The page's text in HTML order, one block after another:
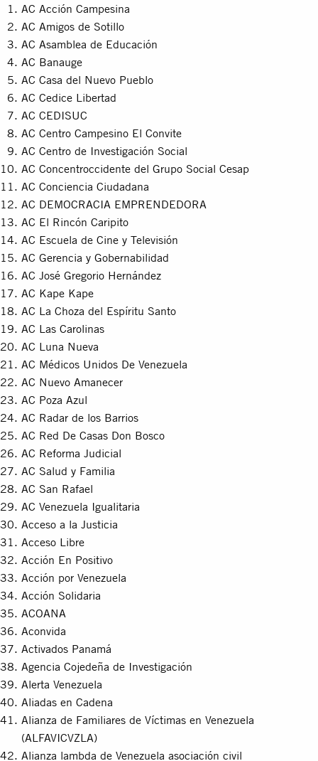
AC Acción Campesina
AC Amigos de Sotillo
AC Asamblea de Educación
AC Banauge
AC Casa del Nuevo Pueblo
AC Cedice Libertad
AC CEDISUC
AC Centro Campesino El Convite
AC Centro de Investigación Social
AC Concentroccidente del Grupo Social Cesap
AC Conciencia Ciudadana
AC DEMOCRACIA EMPRENDEDORA
AC El Rincón Caripito
AC Escuela de Cine y Televisión
AC Gerencia y Gobernabilidad
AC José Gregorio Hernández
AC Kape Kape
AC La Choza del Espíritu Santo
AC Las Carolinas
AC Luna Nueva
AC Médicos Unidos De Venezuela
AC Nuevo Amanecer
AC Poza Azul
AC Radar de los Barrios
AC Red De Casas Don Bosco
AC Reforma Judicial
AC Salud y Familia
AC San Rafael
AC Venezuela Igualitaria
Acceso a la Justicia
Acceso Libre
Acción En Positivo
Acción por Venezuela
Acción Solidaria
ACOANA
Aconvida
Activados Panamá
Agencia Cojedeña de Investigación
Alerta Venezuela
Aliadas en Cadena
Alianza de Familiares de Víctimas en Venezuela
(ALFAVICVZLA)
Alianza lambda de Venezuela asociación civil